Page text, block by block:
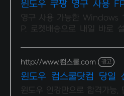
윈도우 쿠팡 영구 사용
전
영구 사용 가능한 Windows
P. 로켓배송으로 내일 바로
http://www.컴스쿨.com 광고
윈도우 컴스쿨닷컴 당일
결제시 기프티콘!
윈도우 인강만으로 합격가능,